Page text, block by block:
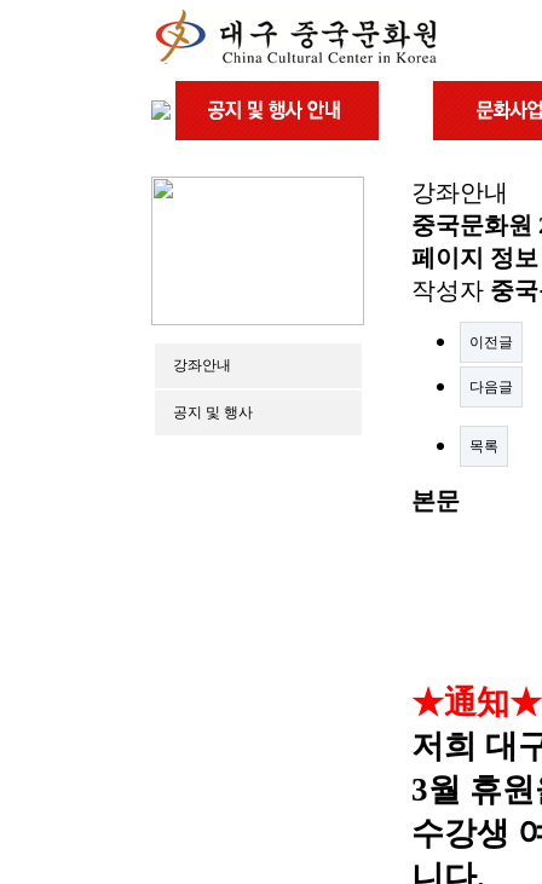
강좌안내
공지 및 행사
강좌안내
중국문화원
페이지 정보
작성자 중
이전글
다음글
목록
본문
★通知★
저희 대
3월 휴
수강생
니다.​